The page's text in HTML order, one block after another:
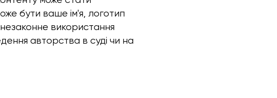
бути ваше ім'я, логотип
використання
авторства в суді чи на